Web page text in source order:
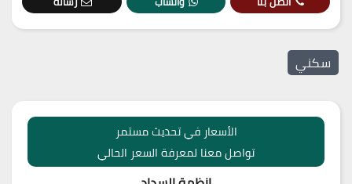
سكني
الأسعار في تحديث مستمر
تواصل معنا لمعرفة السعر الحالي